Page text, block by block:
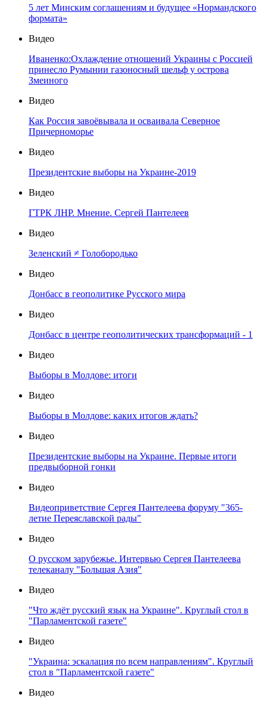
5 лет Минским соглашениям и будущее «Нормандского
формата»
Видео
Иваненко:Охлаждение отношений Украины с Россией
принесло Румынии газоносный шельф у острова
Змеиного
Видео
Как Россия завоёвывала и осваивала Северное
Причерноморье
Видео
Президентские выборы на Украине-2019
Видео
ГТРК ЛНР. Мнение. Сергей Пантелеев
Видео
Зеленский ≠ Голобородько
Видео
Донбасс в геополитике Русского мира
Видео
Донбасс в центре геополитических трансформаций - 1
Видео
Выборы в Молдове: итоги
Видео
Выборы в Молдове: каких итогов ждать?
Видео
Президентские выборы на Украине. Первые итоги
предвыборной гонки
Видео
Видеоприветствие Сергея Пантелеева форуму "365-
летие Переяславской рады"
Видео
О русском зарубежье. Интервью Сергея Пантелеева
телеканалу "Большая Азия"
Видео
"Что ждёт русский язык на Украине". Круглый стол в
"Парламентской газете"
Видео
"Украина: эскалация по всем направлениям". Круглый
стол в "Парламентской газете"
Видео